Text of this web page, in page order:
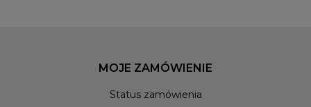
MOJE ZAMÓWIENIE
Status zamówienia